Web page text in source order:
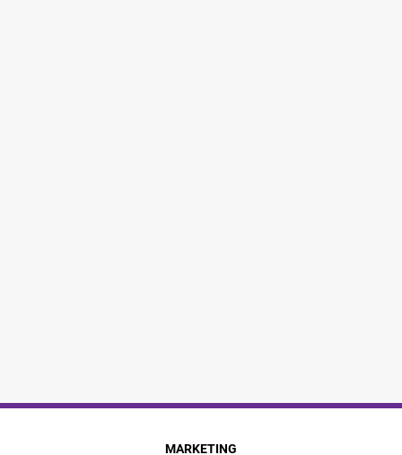
MARKETING